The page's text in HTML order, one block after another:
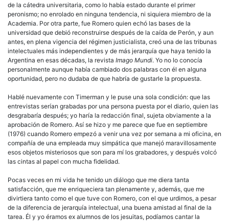
de la cátedra universitaria, como lo había estado durante el primer
peronismo; no enrolado en ninguna tendencia, ni siquiera miembro de la
Academia. Por otra parte, fue Romero quien echó las bases de la
universidad que debió reconstruirse después de la caída de Perón, y aun
antes, en plena vigencia del régimen justicialista, creó una de las tribunas
intelectuales más independientes y de más jerarquía que haya tenido la
Argentina en esas décadas, la revista Imago Mundi. Yo no lo conocía
personalmente aunque había cambiado dos palabras con él en alguna
oportunidad, pero no dudaba de que habría de gustarle la propuesta.
Hablé nuevamente con Timerman y le puse una sola condición: que las
entrevistas serían grabadas por una persona puesta por el diario, quien las
desgrabaría después; yo haría la redacción final, sujeta obviamente a la
aprobación de Romero. Así se hizo y me parece que fue en septiembre
(1976) cuando Romero empezó a venir una vez por semana a mi oficina, en
compañía de una empleada muy simpática que manejó maravillosamente
esos objetos misteriosos que son para mí los grabadores, y después volcó
las cintas al papel con mucha fidelidad.
Pocas veces en mi vida he tenido un diálogo que me diera tanta
satisfacción, que me enriqueciera tan plenamente y, además, que me
divirtiera tanto como el que tuve con Romero, con el que urdimos, a pesar
de la diferencia de jerarquía intelectual, una buena amistad al final de la
tarea. Él y yo éramos ex alumnos de los jesuitas, podíamos cantar la